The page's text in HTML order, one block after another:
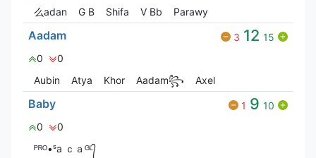
么adan
G‎ B Shifa V Bㅤb Parawy
Aadam 3 12 15
0
0
Aubin
Atya Khor Aadam꧂ Axel
Baby 1 9 10
0
0
ᴾᴿᴼ•ˢa ｃａᴳᴸ᭄